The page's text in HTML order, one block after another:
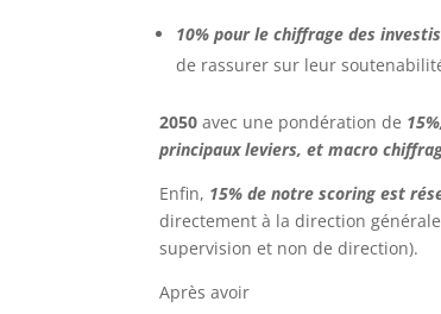
10% pour le chiffrage des
de rassurer sur leur
2050 avec une pondération de
principaux leviers, et macro
Enfin, 15% de notre scoring est
directement à la direction
supervision et non de direction).
Après avoir